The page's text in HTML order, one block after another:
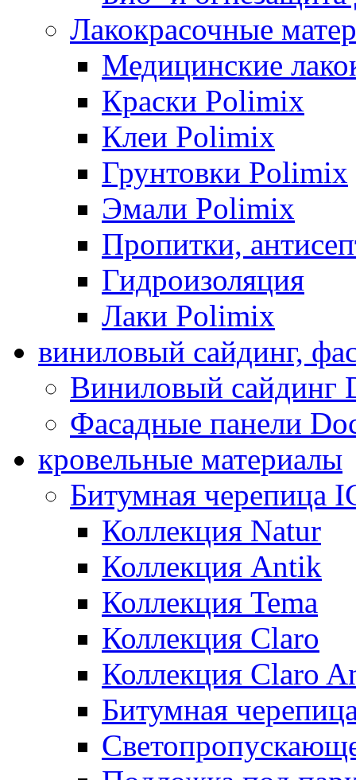
Лакокрасочные
Медицинские
Краски Polimix
Клеи Polimix
Грунтовки Polimix
Эмали Polimix
Пропитки,
Гидроизоляция
Лаки Polimix
виниловый сайдинг,
Виниловый сайдинг
Фасадные панели
кровельные материалы
Битумная черепица
Коллекция Natur
Коллекция Antik
Коллекция Tema
Коллекция Claro
Коллекция Claro
Битумная